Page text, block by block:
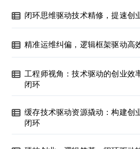
闭环思维驱动技术精修，提速创
精准运维纠偏，逻辑框架驱动高
工程师视角：技术驱动的创业效
闭环
缓存技术驱动资源撬动：构建创
闭环